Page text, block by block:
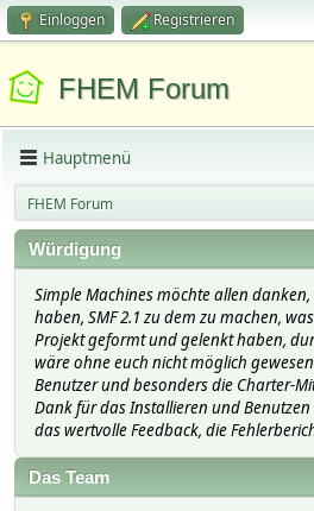
Einloggen Registrieren
FHEM Forum
Hauptmenü
FHEM Forum
Würdigung
Simple Machines möchte allen
haben, SMF 2.1 zu dem zu machen,
Projekt geformt und gelenkt haben,
wäre ohne euch nicht möglich
Benutzer und besonders die Charter-
Dank für das Installieren und
das wertvolle Feedback, die
Das Team